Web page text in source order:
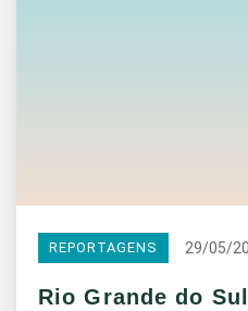
REPORTAGENS 29/05/
Rio Grande do